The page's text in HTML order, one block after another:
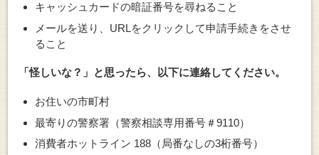
キャッシュカードの暗証番号を尋ねること
メールを送り、URLをクリックして申請手続きをさせ
ること
「怪しいな？」と思ったら、以下に連絡してください。
お住いの市町村
最寄りの警察署（警察相談専用番号＃9110）
消費者ホットライン 188（局番なしの3桁番号）